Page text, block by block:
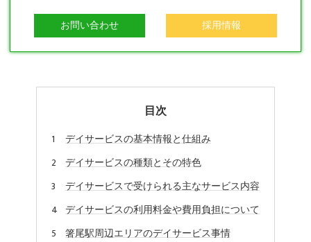
お問い合わせ 採用情報
目次
デイサービスの基本情報と仕組み
デイサービスの種類とその特色
デイサービスで受けられる主なサービス内容
デイサービスの利用料金や費用負担について
箸尾駅周辺エリアのデイサービス事情